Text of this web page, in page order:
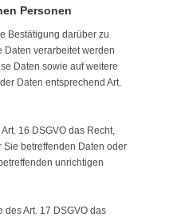
Personen
Bestätigung darüber zu
Daten verarbeitet werden
Daten sowie auf weitere
Daten entsprechend Art.
16 DSGVO das Recht,
betreffenden Daten oder
unrichtigen
Art. 17 DSGVO das